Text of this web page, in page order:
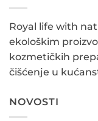
Royal life with
ekološkim
kozmetičkih
čišćenje u
NOVOSTI